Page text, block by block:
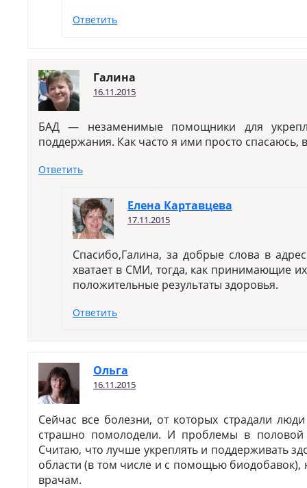
Ответить
Галина
16.11.2015
БАД — незаменимые помощники для
поддержания. Как часто я ими просто спасаюсь,
Ответить
Елена Картавцева
17.11.2015
Спасибо,Галина, за добрые слова в
хватает в СМИ, тогда, как принимающие
положительные результаты здоровья.
Ответить
Ольга
16.11.2015
Сейчас все болезни, от которых страдали
страшно помолодели. И проблемы в половой
Считаю, что лучше укреплять и поддерживать
области (в том числе и с помощью биодобавок),
врачам.